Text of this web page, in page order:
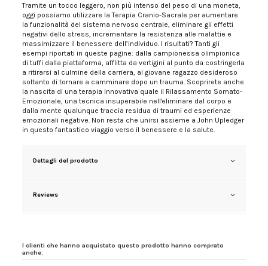
Tramite un tocco leggero, non più intenso del peso di una moneta,
oggi possiamo utilizzare la Terapia Cranio-Sacrale per aumentare
la funzionalità del sistema nervoso centrale, eliminare gli effetti
negativi dello stress, incrementare la resistenza alle malattie e
massimizzare il benessere dell’individuo. I risultati? Tanti gli
esempi riportati in queste pagine: dalla campionessa olimpionica
di tuffi dalla piattaforma, afflitta da vertigini al punto da costringerla
a ritirarsi al culmine della carriera, al giovane ragazzo desideroso
soltanto di tornare a camminare dopo un trauma. Scoprirete anche
la nascita di una terapia innovativa quale il Rilassamento Somato-
Emozionale, una tecnica insuperabile nell'eliminare dal corpo e
dalla mente qualunque traccia residua di traumi ed esperienze
emozionali negative. Non resta che unirsi assieme a John Upledger
in questo fantastico viaggio verso il benessere e la salute.
Dettagli del prodotto
Reviews
I clienti che hanno acquistato questo prodotto hanno comprato
anche: